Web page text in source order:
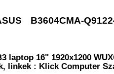
B3604CMA-
16" 1920x1200
linkek : Klick Computer